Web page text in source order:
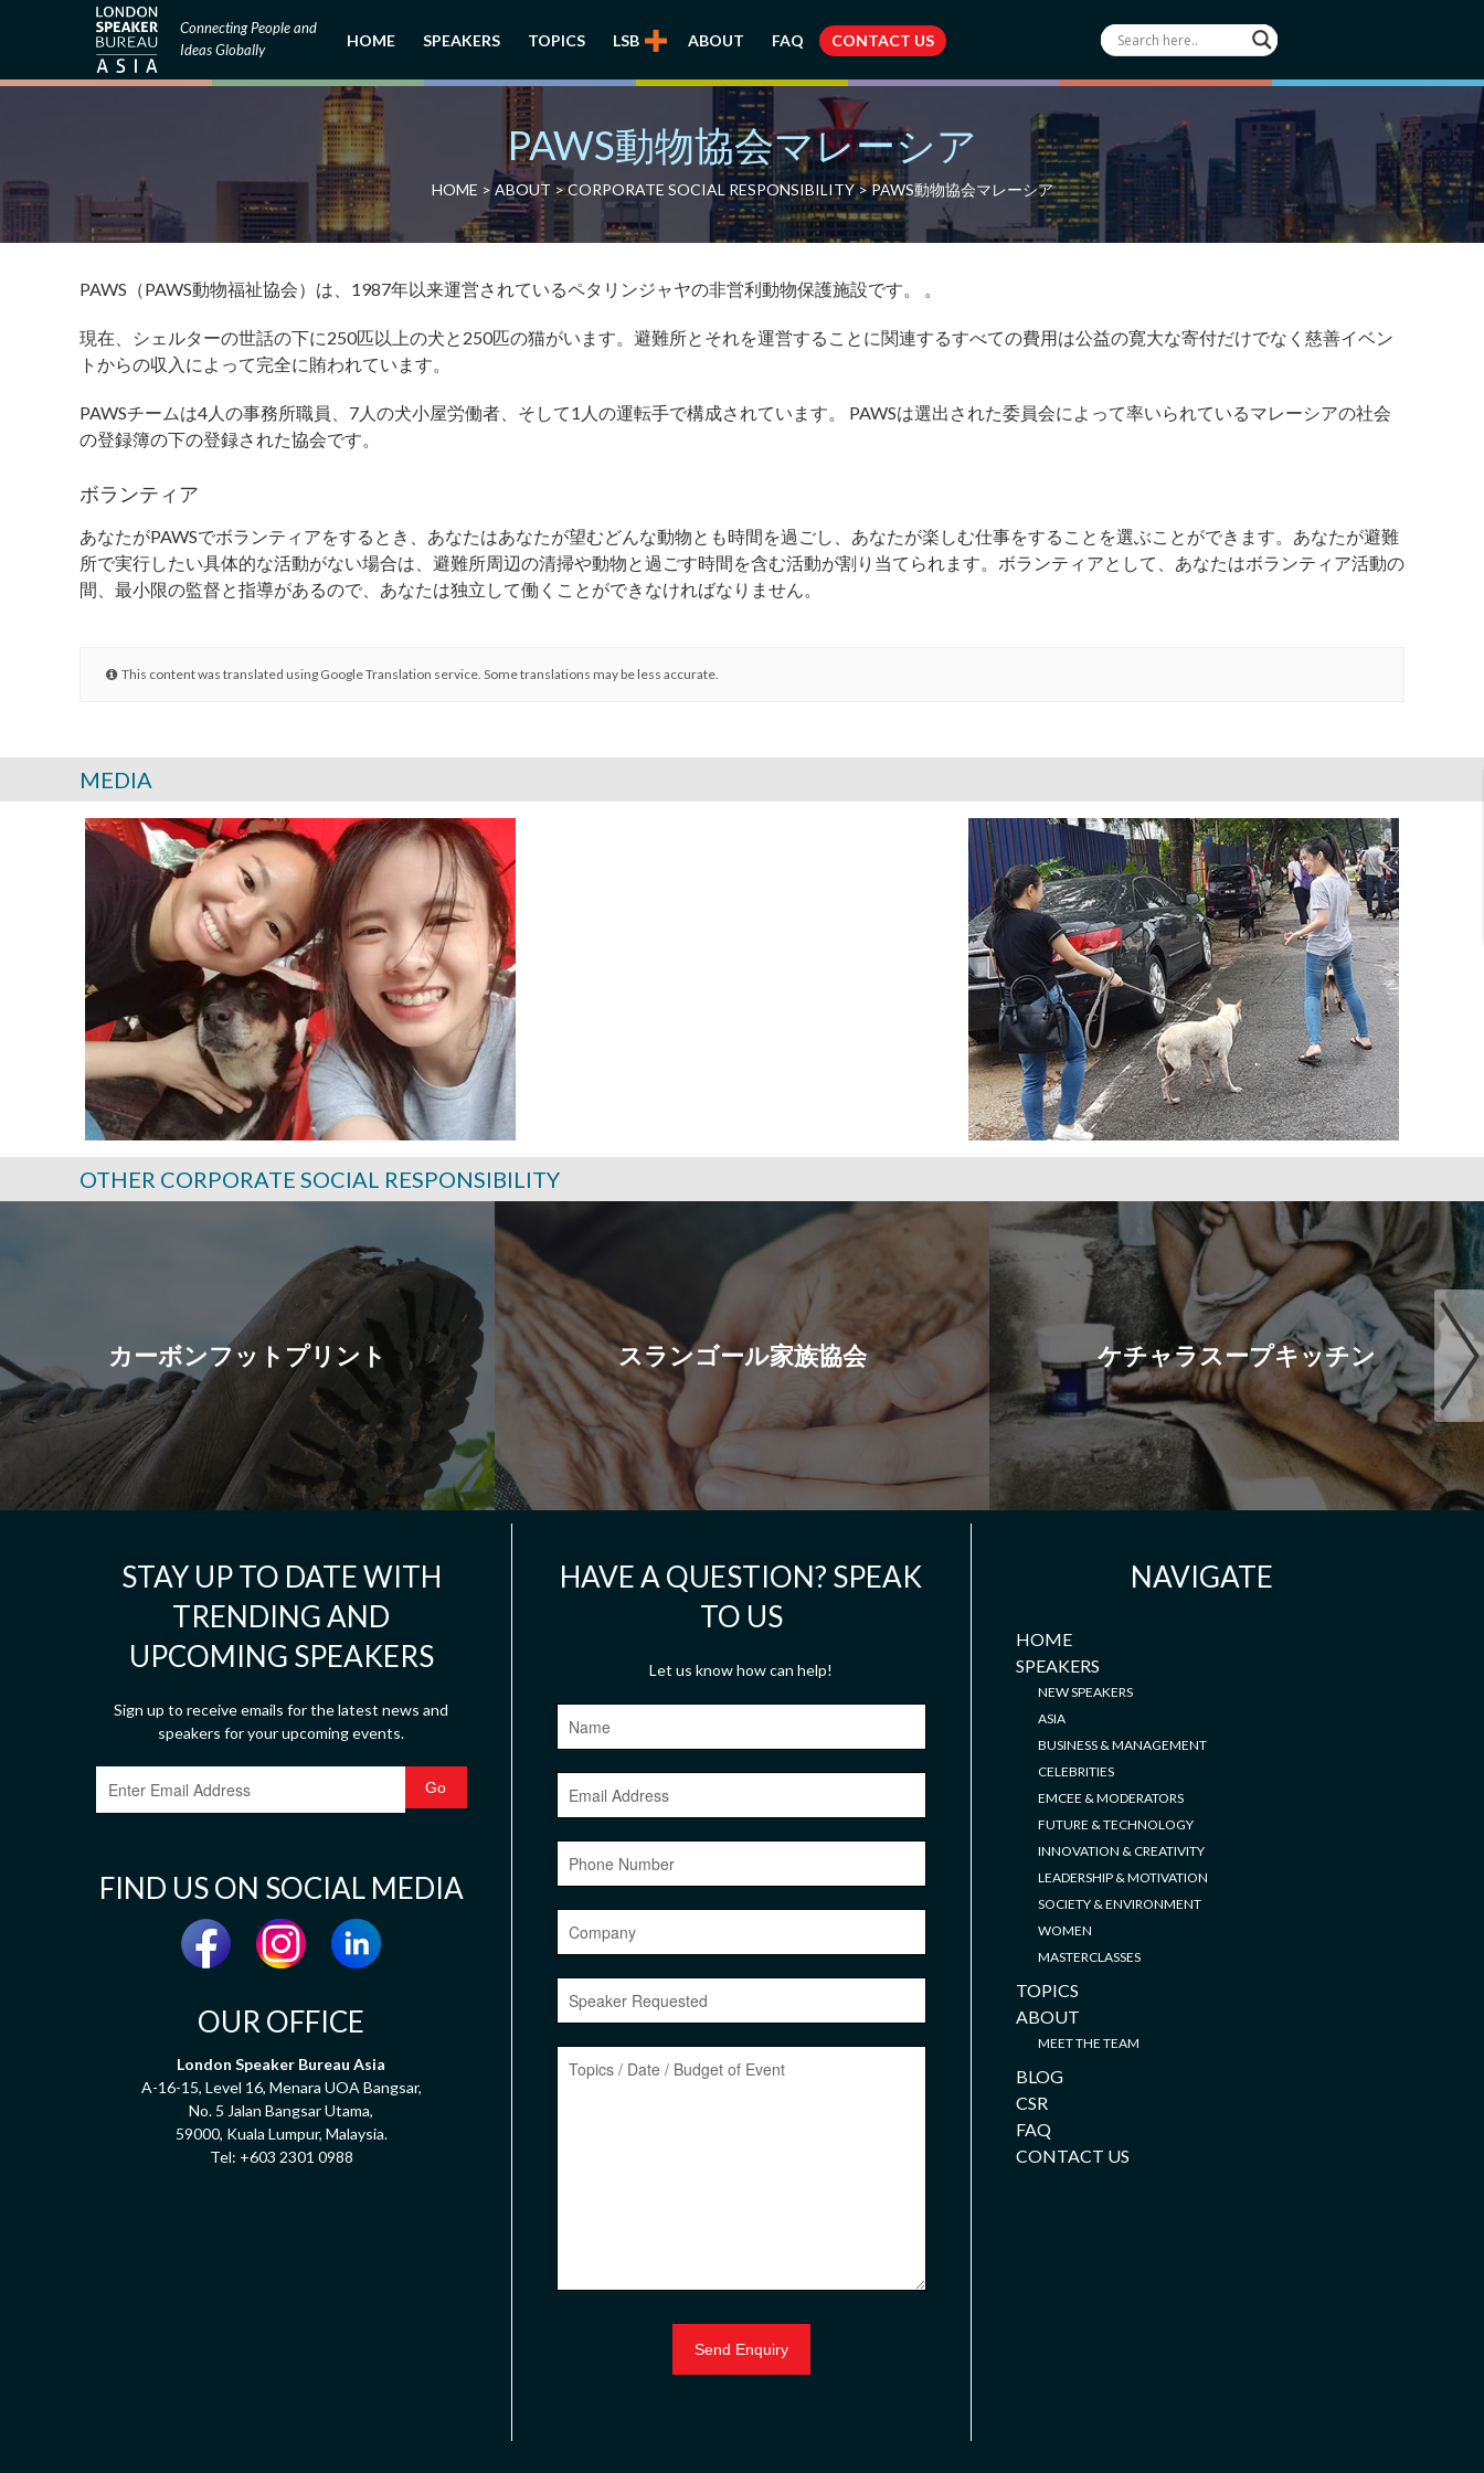
Connecting People and
Ideas Globally
HOME SPEAKERS TOPICS LSB ABOUT FAQ CONTACT US
PAWS動物協会マレーシア
HOME >ABOUT >CORPORATE SOCIAL RESPONSIBILITY> PAWS動物協会マレーシア
PAWS（PAWS動物福祉協会）は、1987年以来運営されているペタリンジャヤの非営利動物保護施設です。 。
現在、シェルターの世話の下に250匹以上の犬と250匹の猫がいます。避難所とそれを運営することに関連するすべての費用は公益の寛大な寄付だけでなく慈善イベン
トからの収入によって完全に賄われています。
PAWSチームは4人の事務所職員、7人の犬小屋労働者、そして1人の運転手で構成されています。 PAWSは選出された委員会によって率いられているマレーシアの社会
の登録簿の下の登録された協会です。
ボランティア
あなたがPAWSでボランティアをするとき、あなたはあなたが望むどんな動物とも時間を過ごし、あなたが楽しむ仕事をすることを選ぶことができます。あなたが避難
所で実行したい具体的な活動がない場合は、避難所周辺の清掃や動物と過ごす時間を含む活動が割り当てられます。ボランティアとして、あなたはボランティア活動の
間、最小限の監督と指導があるので、あなたは独立して働くことができなければなりません。
This content was translated using Google Translation service. Some translations may be less accurate.
MEDIA
OTHER CORPORATE SOCIAL RESPONSIBILITY
カーボンフットプリント スランゴール家族協会 ケチャラスープキッチン
STAY UP TO DATE WITH
TRENDING AND
UPCOMING SPEAKERS
Sign up to receive emails for the latest news and
speakers for your upcoming events.
FIND US ON SOCIAL MEDIA
OUR OFFICE
London Speaker Bureau Asia
A-16-15, Level 16, Menara UOA Bangsar,
No. 5 Jalan Bangsar Utama,
59000, Kuala Lumpur, Malaysia.
Tel: +603 2301 0988
HAVE A QUESTION? SPEAK
TO US
Let us know how can help!
NAVIGATE
HOME
SPEAKERS
NEW SPEAKERS
ASIA
BUSINESS & MANAGEMENT
CELEBRITIES
EMCEE & MODERATORS
FUTURE & TECHNOLOGY
INNOVATION & CREATIVITY
LEADERSHIP & MOTIVATION
SOCIETY & ENVIRONMENT
WOMEN
MASTERCLASSES
TOPICS
ABOUT
MEET THE TEAM
BLOG
CSR
FAQ
CONTACT US